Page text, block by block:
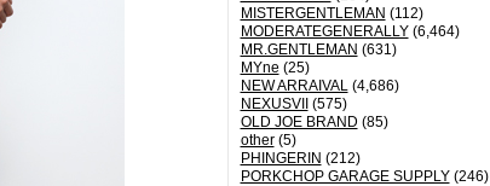
MISTERGENTLEMAN (112)
MODERATEGENERALLY(6,464)
MR.GENTLEMAN (631)
MYne (25)
NEW ARRAIVAL(4,686)
NEXUSVII
(575)
OLD JOE BRAND (85)
other(5)
PHINGERIN (212)
PORKCHOP GARAGE SUPPLY(246)